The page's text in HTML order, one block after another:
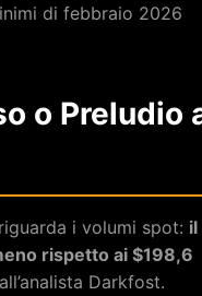
di febbraio 2026
o Preludio
i volumi spot: il
rispetto ai $198,6
Darkfost.